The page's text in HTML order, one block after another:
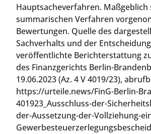
Hauptsacheverfahren. Maßgeblich
summarischen Verfahren
Bewertungen. Quelle des
Sachverhalts und der
veröffentlichte Berichterstattung
des Finanzgerichts Berlin-
19.06.2023 (Az. 4 V 4019/23),
https://urteile.news/FinG-Berlin-
401923_Ausschluss-der-
der-Aussetzung-der-Vollziehung-